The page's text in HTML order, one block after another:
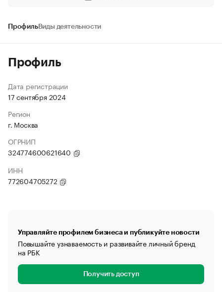
ПрофильВиды деятельности
Профиль
Дата регистрации
17 сентября 2024
Регион
г. Москва
ОГРНИП
324774600621640
ИНН
772604705272
Управляйте профилем бизнеса и публикуйте новости
Повышайте узнаваемость и развивайте личный бренд
на РБК
Получить доступ